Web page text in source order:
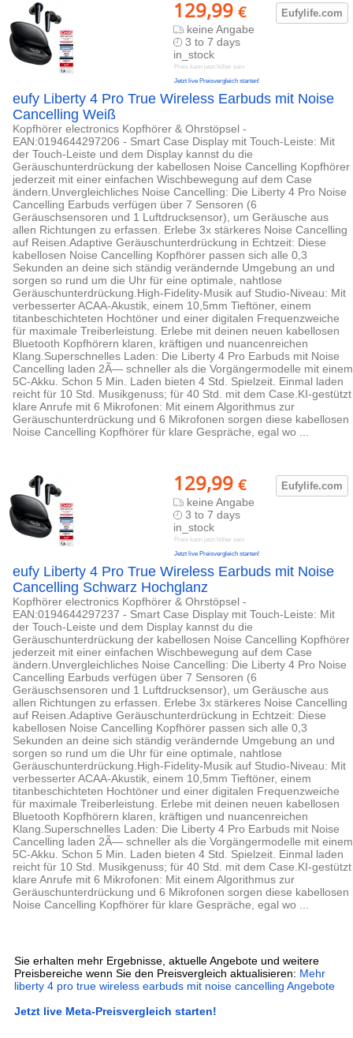
Eufylife.com
129,99 €
keine Angabe
3 to 7 days
in_stock
Preis kann jetzt höher sein
Jetzt live Preisvergleich starten!
eufy Liberty 4 Pro True Wireless Earbuds mit Noise
Cancelling Weiß
Kopfhörer electronics Kopfhörer & Ohrstöpsel -
EAN:0194644297206 - Smart Case Display mit Touch-Leiste: Mit
der Touch-Leiste und dem Display kannst du die
Geräuschunterdrückung der kabellosen Noise Cancelling Kopfhörer
jederzeit mit einer einfachen Wischbewegung auf dem Case
ändern.Unvergleichliches Noise Cancelling: Die Liberty 4 Pro Noise
Cancelling Earbuds verfügen über 7 Sensoren (6
Geräuschsensoren und 1 Luftdrucksensor), um Geräusche aus
allen Richtungen zu erfassen. Erlebe 3x stärkeres Noise Cancelling
auf Reisen.Adaptive Geräuschunterdrückung in Echtzeit: Diese
kabellosen Noise Cancelling Kopfhörer passen sich alle 0,3
Sekunden an deine sich ständig verändernde Umgebung an und
sorgen so rund um die Uhr für eine optimale, nahtlose
Geräuschunterdrückung.High-Fidelity-Musik auf Studio-Niveau: Mit
verbesserter ACAA-Akustik, einem 10,5mm Tieftöner, einem
titanbeschichteten Hochtöner und einer digitalen Frequenzweiche
für maximale Treiberleistung. Erlebe mit deinen neuen kabellosen
Bluetooth Kopfhörern klaren, kräftigen und nuancenreichen
Klang.Superschnelles Laden: Die Liberty 4 Pro Earbuds mit Noise
Cancelling laden 2Ã— schneller als die Vorgängermodelle mit einem
5C-Akku. Schon 5 Min. Laden bieten 4 Std. Spielzeit. Einmal laden
reicht für 10 Std. Musikgenuss; für 40 Std. mit dem Case.KI-gestützt
klare Anrufe mit 6 Mikrofonen: Mit einem Algorithmus zur
Geräuschunterdrückung und 6 Mikrofonen sorgen diese kabellosen
Noise Cancelling Kopfhörer für klare Gespräche, egal wo ...
Eufylife.com
129,99 €
keine Angabe
3 to 7 days
in_stock
Preis kann jetzt höher sein
Jetzt live Preisvergleich starten!
eufy Liberty 4 Pro True Wireless Earbuds mit Noise
Cancelling Schwarz Hochglanz
Kopfhörer electronics Kopfhörer & Ohrstöpsel -
EAN:0194644297237 - Smart Case Display mit Touch-Leiste: Mit
der Touch-Leiste und dem Display kannst du die
Geräuschunterdrückung der kabellosen Noise Cancelling Kopfhörer
jederzeit mit einer einfachen Wischbewegung auf dem Case
ändern.Unvergleichliches Noise Cancelling: Die Liberty 4 Pro Noise
Cancelling Earbuds verfügen über 7 Sensoren (6
Geräuschsensoren und 1 Luftdrucksensor), um Geräusche aus
allen Richtungen zu erfassen. Erlebe 3x stärkeres Noise Cancelling
auf Reisen.Adaptive Geräuschunterdrückung in Echtzeit: Diese
kabellosen Noise Cancelling Kopfhörer passen sich alle 0,3
Sekunden an deine sich ständig verändernde Umgebung an und
sorgen so rund um die Uhr für eine optimale, nahtlose
Geräuschunterdrückung.High-Fidelity-Musik auf Studio-Niveau: Mit
verbesserter ACAA-Akustik, einem 10,5mm Tieftöner, einem
titanbeschichteten Hochtöner und einer digitalen Frequenzweiche
für maximale Treiberleistung. Erlebe mit deinen neuen kabellosen
Bluetooth Kopfhörern klaren, kräftigen und nuancenreichen
Klang.Superschnelles Laden: Die Liberty 4 Pro Earbuds mit Noise
Cancelling laden 2Ã— schneller als die Vorgängermodelle mit einem
5C-Akku. Schon 5 Min. Laden bieten 4 Std. Spielzeit. Einmal laden
reicht für 10 Std. Musikgenuss; für 40 Std. mit dem Case.KI-gestützt
klare Anrufe mit 6 Mikrofonen: Mit einem Algorithmus zur
Geräuschunterdrückung und 6 Mikrofonen sorgen diese kabellosen
Noise Cancelling Kopfhörer für klare Gespräche, egal wo ...
Sie erhalten mehr Ergebnisse, aktuelle Angebote und weitere
Preisbereiche wenn Sie den Preisvergleich aktualisieren: Mehr
liberty 4 pro true wireless earbuds mit noise cancelling Angebote
Jetzt live Meta-Preisvergleich starten!